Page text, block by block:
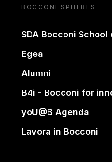
BOCCONI SPHERES
SDA Bocconi
Egea
Alumni
B4i - Bocconi for
yoU@B Agenda
Lavora in Bocconi